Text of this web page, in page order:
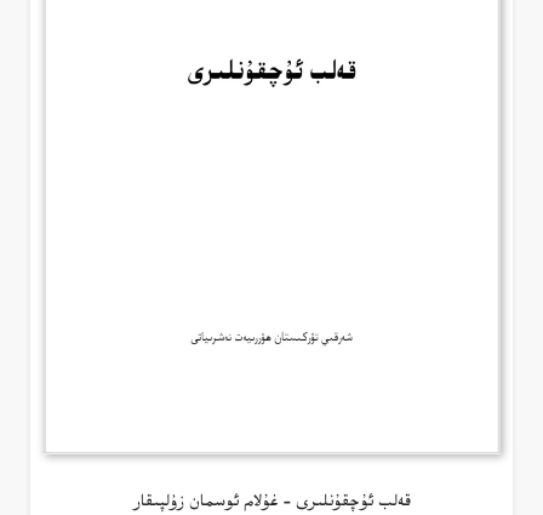
قەلب ئۇچقۇنلىرى – غۇلام ئوسمان زۇلپىقار